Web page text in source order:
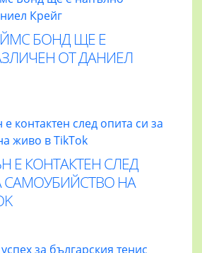
БОНД ЩЕ Е
ОТ ДАНИЕЛ
Е КОНТАКТЕН СЛЕД
САМОУБИЙСТВО НА